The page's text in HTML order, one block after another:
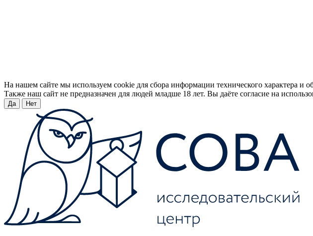
На нашем сайте мы используем cookie для сбора информации технического характера и
Также наш сайт не предназначен для людей младше 18 лет. Вы даёте согласие на
Да Нет